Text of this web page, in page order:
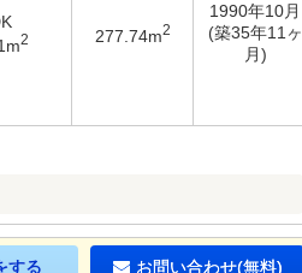
2 277.74m2
1990年10月
(築35年11ヶ
月)
する お問い合わせ(無料)